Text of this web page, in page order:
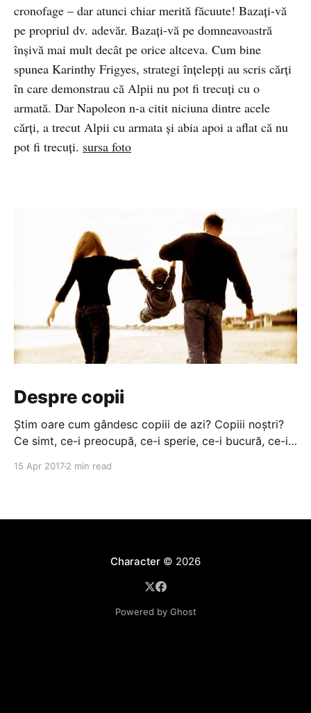
cronofage – dar atunci chiar merită făcuute! Bazați-vă
pe propriul dv. adevăr. Bazați-vă pe domneavoastră
înșivă mai mult decât pe orice altceva. Cum bine
spunea Karinthy Frigyes, strategi înțelepți au scris cărți
în care demonstrau că Alpii nu pot fi trecuți cu o
armată. Dar Napoleon n-a citit niciuna dintre acele
cărți, a trecut Alpii cu armata și abia apoi a aflat că nu
pot fi trecuți. sursa foto
Despre copii
Știm oare cum gândesc copiii de azi? Copiii noștri?
Ce simt, ce-i preocupă, ce-i sperie, ce-i bucură, ce-i
fac sau pe unde sunt. N-avem timp. Toată ziua la
15 Apr 20172 min read
Character© 2026
Powered by Ghost